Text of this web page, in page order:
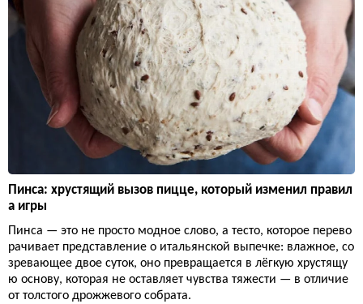
Пинса: хрустящий вызов пицце, который изменил правил
а игры
Пинса — это не просто модное слово, а тесто, которое перево
рачивает представление о итальянской выпечке: влажное, со
зревающее двое суток, оно превращается в лёгкую хрустящу
ю основу, которая не оставляет чувства тяжести — в отличие
от толстого дрожжевого собрата.